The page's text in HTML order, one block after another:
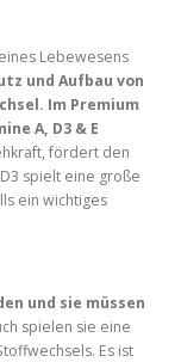
Lebewesens
und Aufbau von
Im Premium
A, D3 & E
fördert den
spielt eine große
ein wichtiges
und sie müssen
spielen sie eine
Es ist